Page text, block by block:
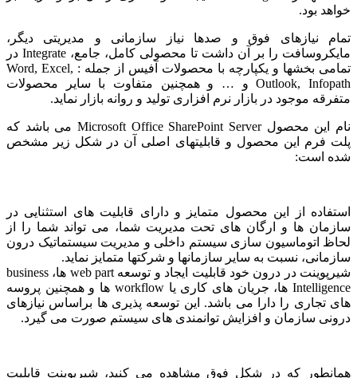
خواهد بود.
تمام نیازهای فوق و صدها نیاز سازمانی و مدیریتی دیگر،
مایکروسافت را بر آن داشت تا محصولی کامل، جامع، Integrate در
تمامی بخشها و یکپارچه با محصولات آفیس از جمله : Word, Excel,
Outlook, Infopath و … و همچنین متفاوت با سایر محصولات
متفرقه موجود در بازار نرم افزاری تولید و روانه بازار نماید.
نام این محصول Microsoft Office SharePoint Server می باشد که
پلت فرم این محصول و قابلیتهای اصلی آن در شکل زیر مشخص
شده است:
استفاده از این محصول متمایز و دارای قابلیت های استثنایی در
سازمان ها و ارگان های تحت مدیریت شما، می تواند شما را از
لحاظ اتوماسیون سازی سیستم داخلی و مدیریت سیستماتیک درون
سازمانی، نسبت به سایر سازمانها و شرکتها متمایز نماید.
شیرپوینت در درون خود قابلیت ایجاد و توسعه web part ها، business
Intelligence ها، جریان های کاری یا workflow ها و همچنین پروسه
های تجاری را دارا می باشد. این توسعه پذیری ها براساس نیازهای
درونی سازمان و افزایش توانمندی های سیستم صورت می گیرد.
همانطور که در شکل فوق مشاهده می کنید، شیرپوینت قابلیت